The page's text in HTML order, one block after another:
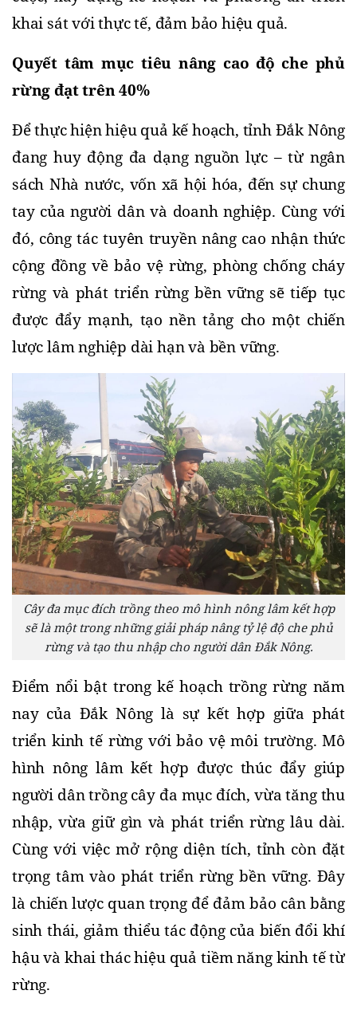
khai sát với thực tế, đảm bảo hiệu quả.
Quyết tâm mục tiêu nâng cao độ che phủ
rừng đạt trên 40%
Để thực hiện hiệu quả kế hoạch, tỉnh Đắk Nông
đang huy động đa dạng nguồn lực – từ ngân
sách Nhà nước, vốn xã hội hóa, đến sự chung
tay của người dân và doanh nghiệp. Cùng với
đó, công tác tuyên truyền nâng cao nhận thức
cộng đồng về bảo vệ rừng, phòng chống cháy
rừng và phát triển rừng bền vững sẽ tiếp tục
được đẩy mạnh, tạo nền tảng cho một chiến
lược lâm nghiệp dài hạn và bền vững.
Cây đa mục đích trồng theo mô hình nông lâm kết hợp
sẽ là một trong những giải pháp nâng tỷ lệ độ che phủ
rừng và tạo thu nhập cho người dân Đắk Nông.
Điểm nổi bật trong kế hoạch trồng rừng năm
nay của Đắk Nông là sự kết hợp giữa phát
triển kinh tế rừng với bảo vệ môi trường. Mô
hình nông lâm kết hợp được thúc đẩy giúp
người dân trồng cây đa mục đích, vừa tăng thu
Cùng với việc mở rộng diện tích, tỉnh còn đặt
trọng tâm vào phát triển rừng bền vững. Đây
là chiến lược quan trọng để đảm bảo cân bằng
sinh thái, giảm thiểu tác động của biến đổi khí
hậu và khai thác hiệu quả tiềm năng kinh tế từ
rừng.